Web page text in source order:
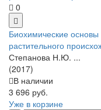
0
Биохимические
растительного
Степанова Н.Ю. ...
(2017)
В наличии
3 696 руб.
Уже в корзине